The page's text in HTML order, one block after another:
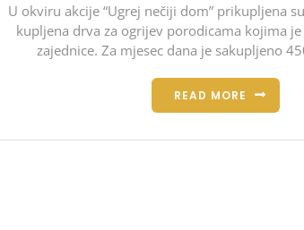
U okviru akcije “Ugrej nečiji dom” prikupljena
kupljena drva za ogrijev porodicama kojima
zajednice. Za mjesec dana je sakupljeno
READ MORE